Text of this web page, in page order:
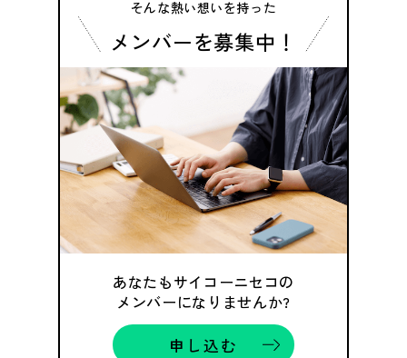
そんな熱い想いを持った
メンバーを募集中！
あなたもサイコーニセコの
メンバーになりませんか?
申し込む